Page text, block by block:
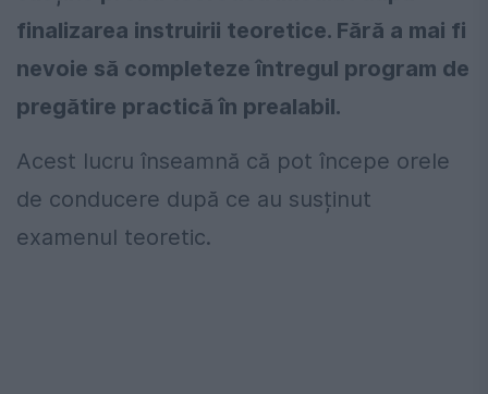
finalizarea instruirii teoretice. Fără a mai fi
nevoie să completeze întregul program de
pregătire practică în prealabil.
Acest lucru înseamnă că pot începe orele
de conducere după ce au susținut
examenul teoretic.